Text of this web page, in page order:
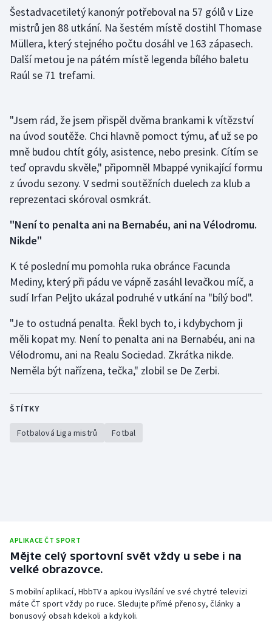
Lezení
Lyže a snowboard
Motorsport
Olympijské hry
Parasport
Plavání
Plážový volejbal
Ragby
Rychlobruslení
Rychlostní kanoistika
Short track
Stolní tenis
Triatlon
Ostatní
Šestadvacetiletý kanonýr potřeboval na 57 gólů v Lize
mistrů jen 88 utkání. Na šestém místě dostihl Thomase
Müllera, který stejného počtu dosáhl ve 163 zápasech.
Další metou je na pátém místě legenda bílého baletu
Raúl se 71 trefami.
"Jsem rád, že jsem přispěl dvěma brankami k vítězství
na úvod soutěže. Chci hlavně pomoct týmu, ať už se po
mně budou chtít góly, asistence, nebo presink. Cítím se
teď opravdu skvěle," připomněl Mbappé vynikající formu
z úvodu sezony. V sedmi soutěžních duelech za klub a
reprezentaci skóroval osmkrát.
"Není to penalta ani na Bernabéu, ani na Vélodromu.
Nikde"
K té poslední mu pomohla ruka obránce Facunda
Mediny, který při pádu ve vápně zasáhl levačkou míč, a
sudí Irfan Peljto ukázal podruhé v utkání na "bílý bod".
"Je to ostudná penalta. Řekl bych to, i kdybychom ji
měli kopat my. Není to penalta ani na Bernabéu, ani na
Vélodromu, ani na Realu Sociedad. Zkrátka nikde.
Neměla být nařízena, tečka," zlobil se De Zerbi.
ŠTÍTKY
Fotbalová Liga mistrů Fotbal
APLIKACE ČT SPORT
Mějte celý sportovní svět vždy u sebe i na
velké obrazovce.
S mobilní aplikací, HbbTV a apkou iVysílání ve své chytré televizi
máte ČT sport vždy po ruce. Sledujte přímé přenosy, články a
bonusový obsah kdekoli a kdykoli.